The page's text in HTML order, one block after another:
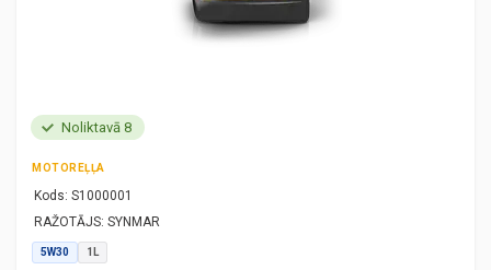
Noliktavā 8
MOTOREĻĻA
Kods: S1000001
RAŽOTĀJS: SYNMAR
5W30 1L